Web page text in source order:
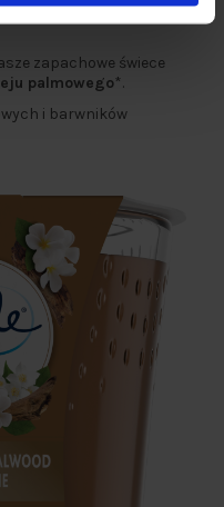
perfumiarstwa inasycone
zapachowe świece
palmowego*.
i barwników